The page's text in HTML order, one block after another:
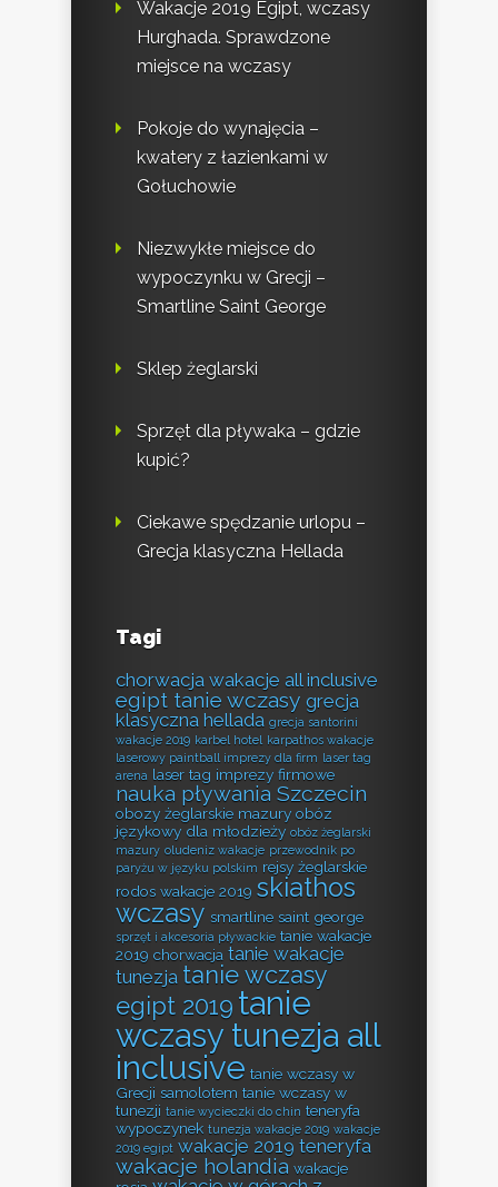
Wakacje 2019 Egipt, wczasy
Hurghada. Sprawdzone
miejsce na wczasy
Pokoje do wynajęcia –
kwatery z łazienkami w
Gołuchowie
Niezwykłe miejsce do
wypoczynku w Grecji –
Smartline Saint George
Sklep żeglarski
Sprzęt dla pływaka – gdzie
kupić?
Ciekawe spędzanie urlopu –
Grecja klasyczna Hellada
Tagi
chorwacja wakacje all inclusive
egipt tanie wczasy grecja
klasyczna hellada grecja santorini
wakacje 2019 karbel hotel karpathos wakacje
laserowy paintball imprezy dla firm laser tag
arena laser tag imprezy firmowe
nauka pływania Szczecin
obozy żeglarskie mazury obóz
językowy dla młodzieży obóz żeglarski
mazury oludeniz wakacje przewodnik po
paryżu w języku polskim rejsy żeglarskie
rodos wakacje 2019 skiathos
wczasy smartline saint george
sprzęt i akcesoria pływackie tanie wakacje
2019 chorwacja tanie wakacje
tunezja tanie wczasy
egipt 2019 tanie
wczasy tunezja all
inclusive tanie wczasy w
Grecji samolotem tanie wczasy w
tunezji tanie wycieczki do chin teneryfa
wypoczynek tunezja wakacje 2019 wakacje
2019 egipt wakacje 2019 teneryfa
wakacje holandia wakacje